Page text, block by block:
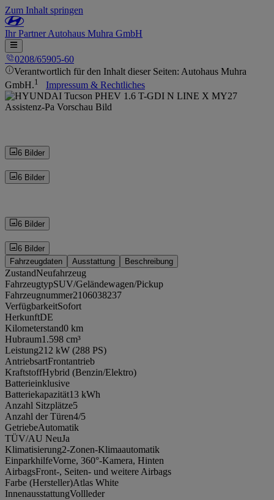
Zum Inhalt springen
IhrPartnerAutohaus Muhra GmbH
0208/65905-60
Verantwortlich für den Inhalt dieser Seiten: Autohaus Muhra
GmbH.1 Impressum & Rechtliches
6 Bilder
6 Bilder
6 Bilder
6 Bilder
Fahrzeugdaten
Ausstattung Beschreibung
ZustandNeufahrzeug
FahrzeugtypSUV/Geländewagen/Pickup
Fahrzeugnummer2106038237
VerfügbarkeitSofort
HerkunftDE
Kilometerstand0 km
Hubraum1.598 cm³
Leistung212 kW (288 PS)
AntriebsartFrontantrieb
KraftstoffHybrid (Benzin/Elektro)
Batterieinklusive
Batteriekapazität13 kWh
Anzahl Sitzplätze5
Anzahl der Türen4/5
GetriebeAutomatik
TÜV/AU NeuJa
Klimatisierung2-Zonen-Klimaautomatik
EinparkhilfeVorne, 360°-Kamera, Hinten
AirbagsFront-, Seiten- und weitere Airbags
Farbe (Hersteller)Atlas White
InnenausstattungVollleder